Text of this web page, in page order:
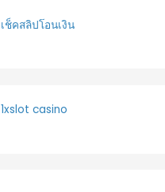
เช็คสลิปโอนเงิน
1xslot casino